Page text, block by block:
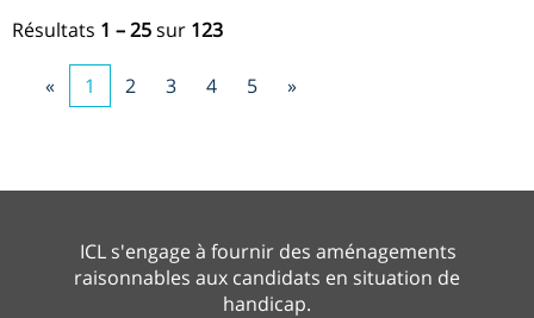
Résultats 1 – 25sur 123
« 1 2 3 4 5 »
ICL s'engage à fournir des aménagements
raisonnables aux candidats en situation de
handicap.